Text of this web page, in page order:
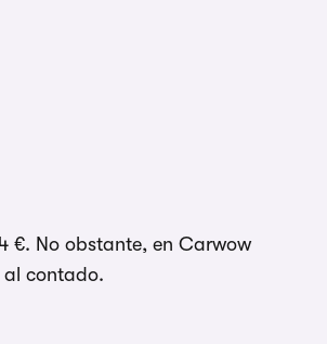
€. No obstante, en Carwow
al contado.